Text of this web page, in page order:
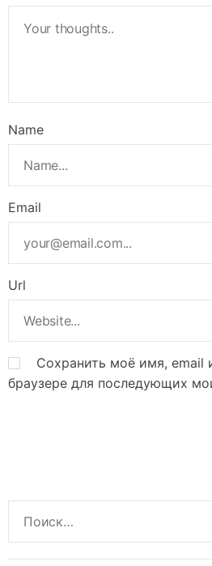
Name
Email
Url
Сохранить моё имя, email
браузере для последующих